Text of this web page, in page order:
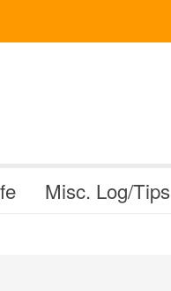
Misc. Log/Tips